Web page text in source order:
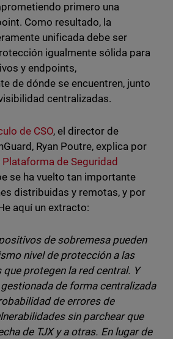
primero una
Como resultado, la
unificada debe ser
igualmente sólida para
y endpoints,
de dónde se encuentren, junto
centralizadas.
de CSO, el director de
Ryan Poutre, explica por
Plataforma de Seguridad
se ha vuelto tan importante
distribuidas y remotas, y por
aquí un extracto:
de sobremesa pueden
nivel de protección a las
protegen la red central. Y
gestionada de forma centralizada
de errores de
sin parchear que
de TJX y a otras. En lugar de